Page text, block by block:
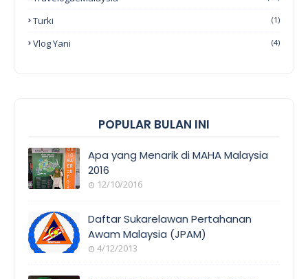
Turki (1)
Vlog Yani (4)
POPULAR BULAN INI
COVERAGE
Apa yang Menarik di MAHA Malaysia
2016
12/10/2016
AWAM
Daftar Sukarelawan Pertahanan
Awam Malaysia (JPAM)
4/12/2013